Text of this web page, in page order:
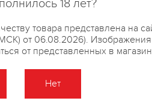
Отзывы
18 лет?
товара представлена на
от 06.08.2026).
от представленных в
Нет